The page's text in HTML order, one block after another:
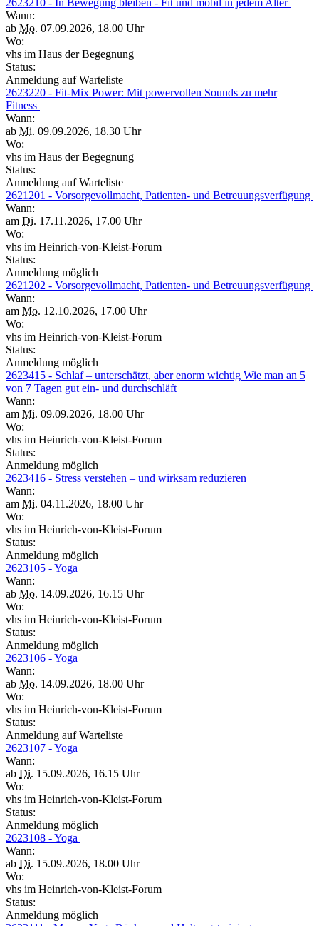
2623210 - In Bewegung bleiben - Fit und mobil in jedem Alter
Wann:
ab Mo. 07.09.2026, 18.00 Uhr
Wo:
vhs im Haus der Begegnung
Status:
Anmeldung auf Warteliste
2623220 - Fit-Mix Power: Mit powervollen Sounds zu mehr
Fitness
Wann:
ab Mi. 09.09.2026, 18.30 Uhr
Wo:
vhs im Haus der Begegnung
Status:
Anmeldung auf Warteliste
2621201 - Vorsorgevollmacht, Patienten- und Betreuungsverfügung
Wann:
am Di. 17.11.2026, 17.00 Uhr
Wo:
vhs im Heinrich-von-Kleist-Forum
Status:
Anmeldung möglich
2621202 - Vorsorgevollmacht, Patienten- und Betreuungsverfügung
Wann:
am Mo. 12.10.2026, 17.00 Uhr
Wo:
vhs im Heinrich-von-Kleist-Forum
Status:
Anmeldung möglich
2623415 - Schlaf – unterschätzt, aber enorm wichtig Wie man an 5
von 7 Tagen gut ein- und durchschläft
Wann:
am Mi. 09.09.2026, 18.00 Uhr
Wo:
vhs im Heinrich-von-Kleist-Forum
Status:
Anmeldung möglich
2623416 - Stress verstehen – und wirksam reduzieren
Wann:
am Mi. 04.11.2026, 18.00 Uhr
Wo:
vhs im Heinrich-von-Kleist-Forum
Status:
Anmeldung möglich
2623105 - Yoga
Wann:
ab Mo. 14.09.2026, 16.15 Uhr
Wo:
vhs im Heinrich-von-Kleist-Forum
Status:
Anmeldung möglich
2623106 - Yoga
Wann:
ab Mo. 14.09.2026, 18.00 Uhr
Wo:
vhs im Heinrich-von-Kleist-Forum
Status:
Anmeldung auf Warteliste
2623107 - Yoga
Wann:
ab Di. 15.09.2026, 16.15 Uhr
Wo:
vhs im Heinrich-von-Kleist-Forum
Status:
Anmeldung möglich
2623108 - Yoga
Wann:
ab Di. 15.09.2026, 18.00 Uhr
Wo:
vhs im Heinrich-von-Kleist-Forum
Status:
Anmeldung möglich